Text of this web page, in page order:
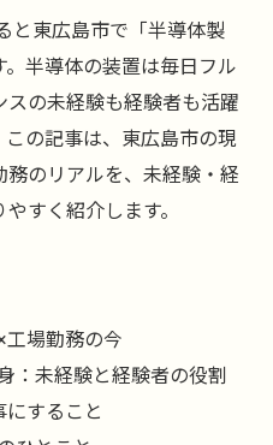
と東広島市で「半導体製
半導体の装置は毎日フル
の未経験も経験者も活躍
の記事は、東広島市の現
のリアルを、未経験・経
すく紹介します。
工場勤務の今
：未経験と経験者の役割
すること